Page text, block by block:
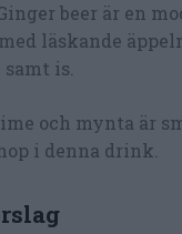
beer är en
läskande
is.
och mynta är
i denna drink.